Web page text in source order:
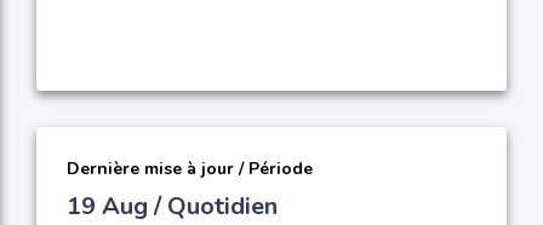
Dernière mise à jour / Période
19 Aug / Quotidien